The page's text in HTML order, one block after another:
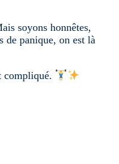
soyons honnêtes,
de panique, on est là
compliqué.